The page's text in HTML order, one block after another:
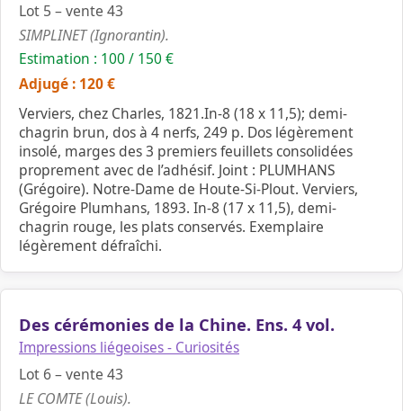
Lot 5 – vente 43
SIMPLINET (Ignorantin).
Estimation : 100 / 150 €
Adjugé : 120 €
Verviers, chez Charles, 1821.In-8 (18 x 11,5); demi-
chagrin brun, dos à 4 nerfs, 249 p. Dos légèrement
insolé, marges des 3 premiers feuillets consolidées
proprement avec de l’adhésif. Joint : PLUMHANS
(Grégoire). Notre-Dame de Houte-Si-Plout. Verviers,
Grégoire Plumhans, 1893. In-8 (17 x 11,5), demi-
chagrin rouge, les plats conservés. Exemplaire
légèrement défraîchi.
Des cérémonies de la Chine. Ens. 4 vol.
Impressions liégeoises - Curiosités
Lot 6 – vente 43
LE COMTE (Louis).